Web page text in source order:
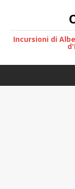
Incursioni di